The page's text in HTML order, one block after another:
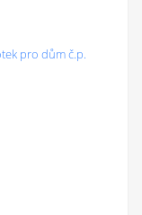
pro dům č.p.